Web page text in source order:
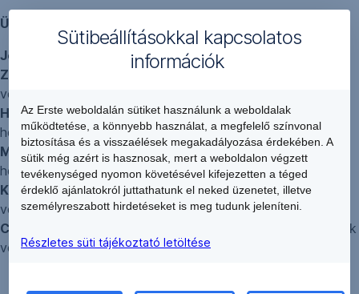
Ügyvezetők
Jelasity Radován
(elnök-vezérigazgató)
Zsiga Krisztina
vezérigazgató-helyettes)
Harmati László(ügyvezető, Lakossági vezérigazgató-
helyettes)
Manfred Schmid (ügyvezető, Pénzügyi vezérigazgató-
helyettes)
Kaliszky András(ügyvezető, Informatikai és Operációs
vezérigazgató-helyettes)
Cselovszki Róbert
(ügyvezető, Vállalati és Pénzügyi Piacok
vezérigazgató-helyettes)
Sütibeállításokkal kapcsolatos
információk
Az Erste weboldalán sütiket használunk a weboldalak
működtetése, a könnyebb használat, a megfelelő színvonal
biztosítása és a visszaélések megakadályozása érdekében. A
sütik még azért is hasznosak, mert a weboldalon végzett
tevékenységed nyomon követésével kifejezetten a téged
érdeklő ajánlatokról juttathatunk el neked üzenetet, illetve
személyreszabott hirdetéseket is meg tudunk jeleníteni.
Részletes süti tájékoztató letöltése